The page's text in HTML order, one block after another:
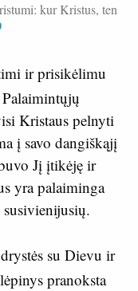
kur Kristus, ten
ir prisikėlimu
Kristaus pelnyti
į savo dangiškąjį
Jį įtikėję ir
yra palaiminga
su Dievu ir
pranoksta